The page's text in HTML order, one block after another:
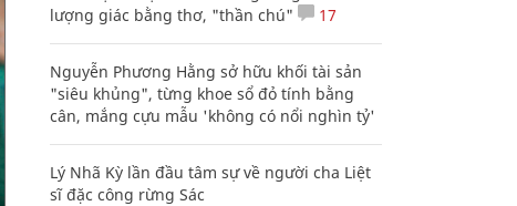
lượng giác bằng thơ, "thần chú"
17
Nguyễn Phương Hằng sở hữu khối tài sản
"siêu khủng", từng khoe sổ đỏ tính bằng
cân, mắng cựu mẫu 'không có nổi nghìn tỷ'
Lý Nhã Kỳ lần đầu tâm sự về người cha Liệt
sĩ đặc công rừng Sác